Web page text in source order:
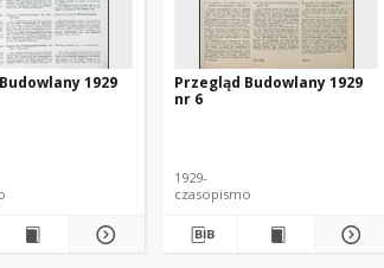
1929
Przegląd Budowlany 1929
nr 6
1929-
czasopismo